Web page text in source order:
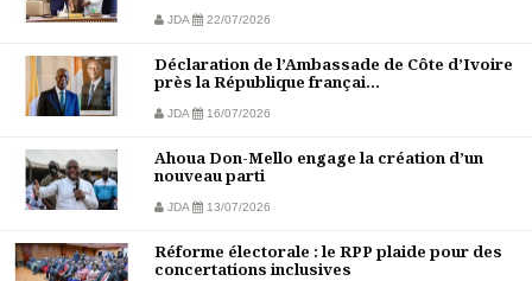
JDA 22/07/2026
Déclaration de l’Ambassade de Côte d’Ivoire
près la République françai...
JDA 16/07/2026
Ahoua Don-Mello engage la création d’un
nouveau parti
JDA 13/07/2026
Réforme électorale : le RPP plaide pour des
concertations inclusives